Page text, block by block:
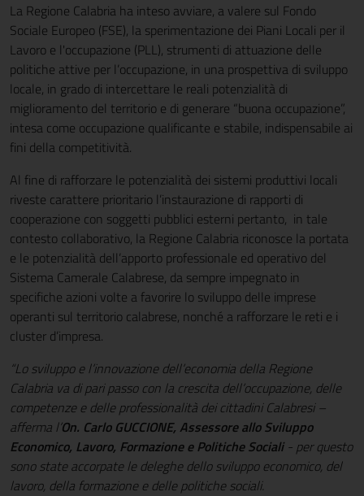
La Regione Calabria ha inteso avviare, a valere sul Fondo
Sociale Europeo (FSE), la sperimentazione dei Piani Locali per il
Lavoro e l'occupazione (PLL), strumenti di attuazione delle
politiche attive per l’occupazione, in una prospettiva di sviluppo
locale, in grado di intercettare le reali potenzialità di
miglioramento del territorio e di generare “buona occupazione”,
intesa come occupazione qualificante e stabile, indispensabile ai
fini della competitività.
Al fine di rafforzare le potenzialità dei sistemi produttivi locali
riveste carattere prioritario l’instaurazione di rapporti di
cooperazione con soggetti pubblici esterni pertanto, in tale
contesto collaborativo, la Regione Calabria riconosce la portata
e le potenzialità dell’apporto professionale ed operativo del
Sistema Camerale Calabrese, da sempre impegnato in
specifiche azioni volte a favorire lo sviluppo delle imprese
operanti sul territorio calabrese, nonché a rafforzare le reti e i
cluster d’impresa.
“Lo sviluppo e l’innovazione dell’economia della Regione
Calabria va di pari passo con la crescita dell’occupazione, delle
competenze e delle professionalità dei cittadini Calabresi –
afferma l’On. Carlo GUCCIONE, Assessore allo Sviluppo
Economico, Lavoro, Formazione e Politiche Sociali- per questo
sono state accorpate le deleghe dello sviluppo economico, del
lavoro, della formazione e delle politiche sociali.